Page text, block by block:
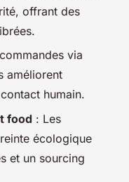
offrant des
via
améliorent
humain.
food : Les
écologique
et un sourcing